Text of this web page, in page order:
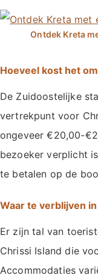
Hoeveel kost het
De Zuidoostelijke
vertrekpunt voor
ongeveer €20,00-
bezoeker verplicht
te betalen op de
Waar te verblijven
Er zijn tal van
Chrissi Island die
Accommodaties